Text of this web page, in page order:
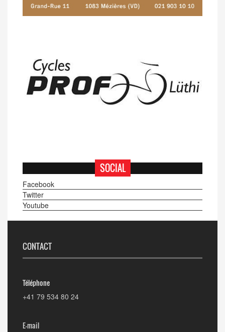
SOCIAL
Facebook
Twitter
Youtube
CONTACT
Téléphone
+41 79 534 80 24
E-mail